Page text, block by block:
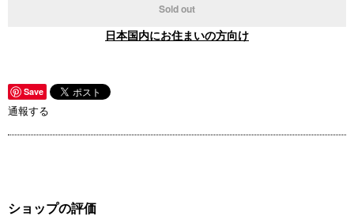
Sold out
日本国内にお住まいの方向け
Save
通報する
ショップの評価